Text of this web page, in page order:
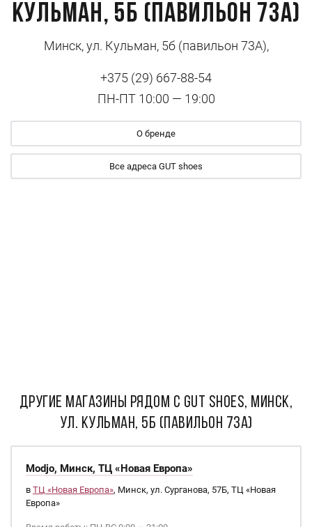
Кульман, 5б (павильон 73А)
Минск, ул. Кульман, 5б (павильон 73А),
+375 (29) 667-88-54
ПН-ПТ 10:00 — 19:00
О бренде
Все адреса GUT shoes
ДРУГИЕ МАГАЗИНЫ РЯДОМ С GUT shoes, Минск,
ул. Кульман, 5б (павильон 73А)
Modjo, Минск, ТЦ «Новая Европа»
в ТЦ «Новая Европа», Минск, ул. Сурганова, 57Б, ТЦ «Новая
Европа»